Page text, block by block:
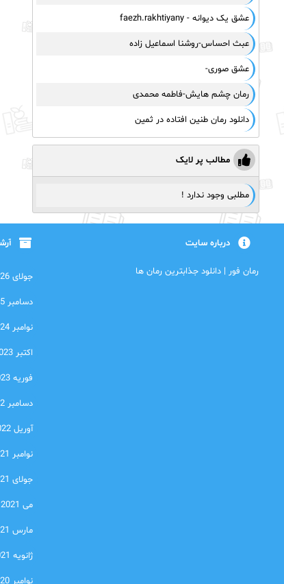
عشق یک دیوانه - faezh.rakhtiyany
عبث احساس-روشنا اسماعیل زاده
عشق صوری-
رمان چشم هایش-فاطمه محمدی
دانلود رمان طنین افتاده در ثمین
مطالب پر لایک
مطلبی وجود ندارد !
درباره سایت
رمان فور | دانلود جذابترین رمان ها جولای 2026
دسامبر 2025
نوامبر 2024
اکتبر 2023
فوریه 2023
دسامبر 2022
آوریل 2022
نوامبر 2021
جولای 2021
می 2021
مارس 2021
ژانویه 2021
نوامبر 2020